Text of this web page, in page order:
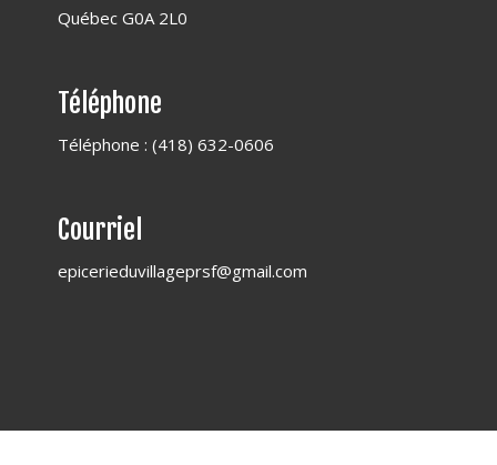
Québec G0A 2L0
Téléphone
Téléphone : (418) 632-0606
Courriel
epicerieduvillageprsf@gmail.com